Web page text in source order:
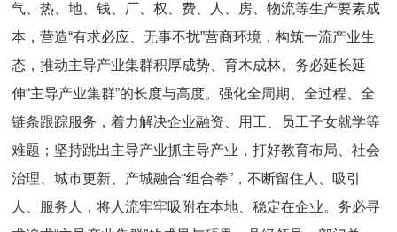
气、热、地、钱、厂、权、费、人、房、物流等生产要素成
本，营造“有求必应、无事不扰”营商环境，构筑一流产业生
态，推动主导产业集群积厚成势、育木成林。务必延长延
伸“主导产业集群”的长度与高度。强化全周期、全过程、全
链条跟踪服务，着力解决企业融资、用工、员工子女就学等
难题；坚持跳出主导产业抓主导产业，打好教育布局、社会
治理、城市更新、产城融合“组合拳”，不断留住人、吸引
人、服务人，将人流牢牢吸附在本地、稳定在企业。务必寻